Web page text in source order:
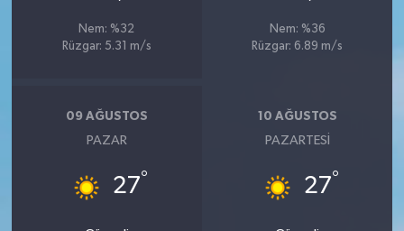
Nem: %32
Rüzgar: 5.31 m/s
Nem: %36
Rüzgar: 6.89 m/s
09 AĞUSTOS
PAZAR
27°
10 AĞUSTOS
PAZARTESI
27°